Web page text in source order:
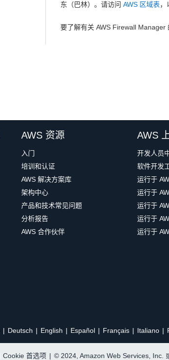
东（巴林）。请访问 AWS 区域表，
要了解有关 AWS Firewall Manager
AWS 资源
入门
培训和认证
AWS 解决方案库
架构中心
产品和技术常见问题
分析报告
AWS 合作伙伴
AWS
开发人员
软件开发
运行于
运行于
运行于
运行于
运行于
Deutsch English Español Français Italiano
Cookie 首选项 | © 2024, Amazon Web Services, Inc.